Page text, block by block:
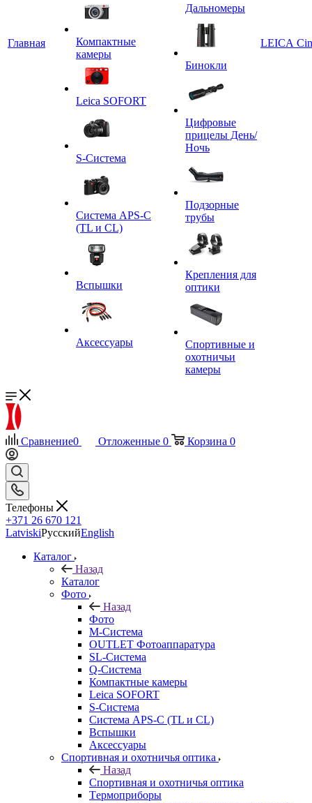
Главная
Компактные
камеры
Leica SOFORT
S-Система
Система APS-C
(TL и CL)
Вспышки
Аксессуары
Дальномеры
Бинокли
Цифровые
прицелы День/
Ночь
Подзорные
трубы
Крепления для
оптики
Спортивные и
охотничьи
камеры
LEICA
Сравнение0 Отложенные 0 Корзина 0
Телефоны
+371 26 670 121
LatviskiРусскийEnglish
Каталог
Назад
Каталог
Фото
Назад
Фото
M-Система
OUTLET Фотоаппаратура
SL-Система
Q-Cистема
Компактные камеры
Leica SOFORT
S-Система
Система APS-C (TL и CL)
Вспышки
Аксессуары
Спортивная и охотничья оптика
Назад
Спортивная и охотничья оптика
Tермоприборы